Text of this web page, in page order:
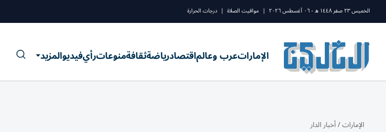
الخميس ٢٣ صفر ١٤٤٨ ه - ٠٦ أغسطس ٢٠٢٦ | مواقيت الصلاة | درجات الحرارة
الإماراتعرب وعالماقتصادرياضةثقافةمنوعاترأيفيديوالمزيد
الإمارات/أخبار الدار